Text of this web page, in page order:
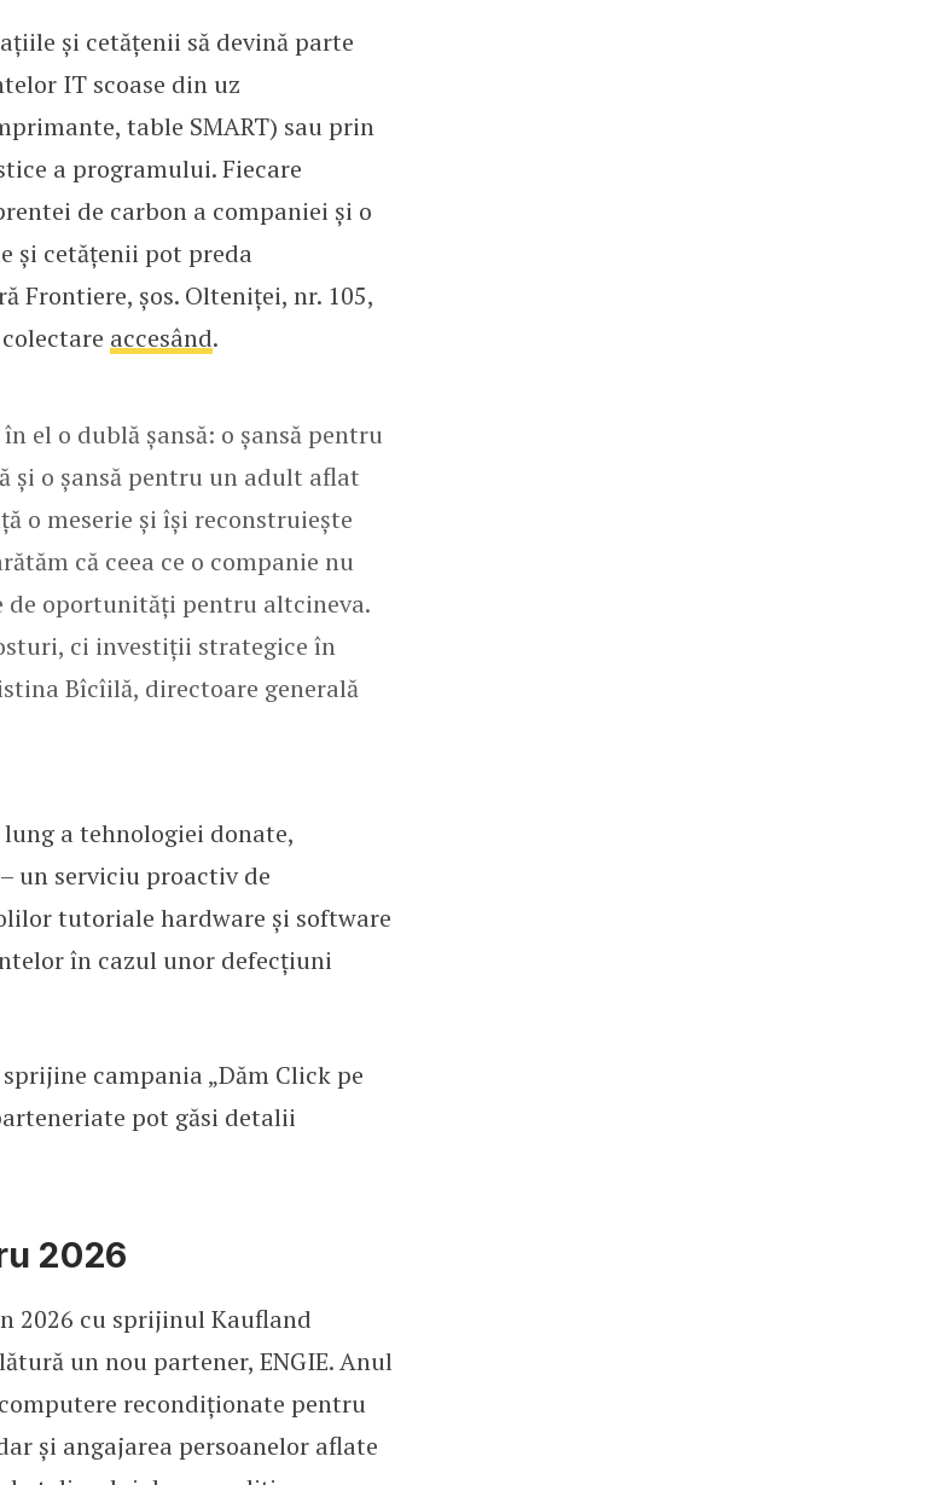
și cetățenii să devină parte
IT scoase din uz
table SMART) sau prin
a programului. Fiecare
de carbon a companiei și o
și cetățenii pot preda
Frontiere, șos. Olteniței, nr. 105,
accesând.
el o dublă șansă: o șansă pentru
și o șansă pentru un adult aflat
o meserie și își reconstruiește
că ceea ce o companie nu
de oportunități pentru altcineva.
ci investiții strategice în
Bîcîilă, directoare generală
a tehnologiei donate,
un serviciu proactiv de
tutoriale hardware și software
în cazul unor defecțiuni
campania „Dăm Click pe
pot găsi detalii
2026
2026 cu sprijinul Kaufland
un nou partener, ENGIE. Anul
recondiționate pentru
și angajarea persoanelor aflate